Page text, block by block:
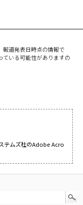
報道発表日時点の情報で
ている可能性がありますの
テムズ社のAdobe Acro